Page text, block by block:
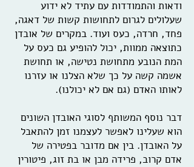
ודאות והתמודדות עם עתיד לא ידוע
שעלולים לגרום לתחושות קשות של דאגה,
פחד, חרדה, כעס ועוד. במקרים של אובדן
כתוצאה ממוות, יכול להופיע גם כעס על
המת הנובע מתחושת נטישה, או תחושת
אשמה קשה על כך שלא הצלנו או עזרנו
לאותו האדם (גם אם לא יכולנו).
דבר נוסף המשותף לסוגי האובדן השונים
הוא שעלינו לאפשר לעצמנו זמן להתאבל
על האובדן. בין אם מדובר בפטירה של
אדם קרוב, פרידה מבן או בת זוג, פיטורין